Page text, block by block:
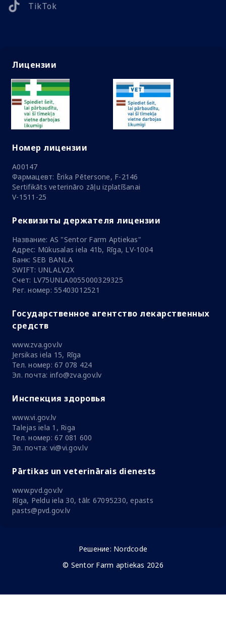
TikTok
Лицензии
Номер лицензии
A00147
Фармацевт: Ērika Pētersone, F-2146
Sertifikāts veterināro zāļu izplatīšanai
V-1511-25
Реквизиты держателя лицензии
Название: AS "Sentor Farm Aptiekas"
Адрес: Mūkusalas iela 41b, Rīga, LV-1004
Банк: SEB BANLA
SWIFT: UNLALV2X
Счет: LV75UNLA0055000329325
Рег. номер: 55403012521
Государственное агентство лекарственных
средств
www.zva.gov.lv
Jersikas iela 15, Rīga
Тел. номер: 67 078 424
Эл. почта: info@zva.gov.lv
Инспекция здоровья
www.vi.gov.lv
Talejas iela 1, Riga
Тел. номер: 67 081 600
Эл. почта: vi@vi.gov.lv
Pārtikas un veterinārais dienests
www.pvd.gov.lv
Rīga, Peldu iela 30, tālr. 67095230, epasts
pasts@pvd.gov.lv
Решение: Nordcode
© Sentor Farm aptiekas 2026